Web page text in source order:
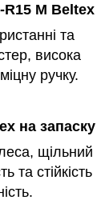
R15 M Beltex
та
висока
ручку.
на запаску
щільний
та стійкість